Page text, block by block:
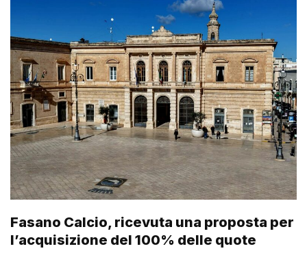
Fasano Calcio, ricevuta una proposta per
l’acquisizione del 100% delle quote